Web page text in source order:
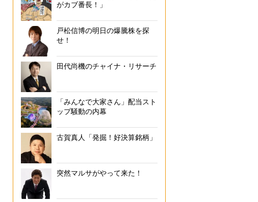
がカブ番長！」
戸松信博の明日の爆騰株を探
せ！
田代尚機のチャイナ・リサーチ
「みんなで大家さん」配当スト
ップ騒動の内幕
古賀真人「発掘！好決算銘柄」
突然マルサがやって来た！